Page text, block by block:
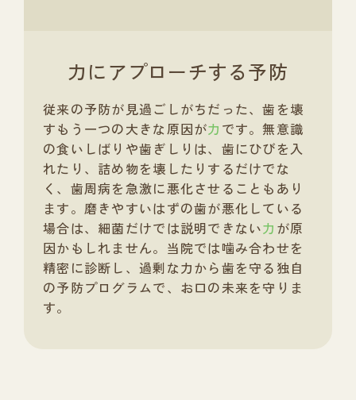
力にアプローチする予防
従来の予防が見過ごしがちだった、歯を壊
すもう一つの大きな原因が力 です。無意識
の食いしばりや歯ぎしりは、歯にひびを入
れたり、詰め物を壊したりするだけでな
く、歯周病を急激に悪化させることもあり
ます。磨きやすいはずの歯が悪化している
場合は、細菌だけでは説明できない力 が原
因かもしれません。当院では噛み合わせを
精密に診断し、過剰な力から歯を守る独自
の予防プログラムで、お口の未来を守りま
す。